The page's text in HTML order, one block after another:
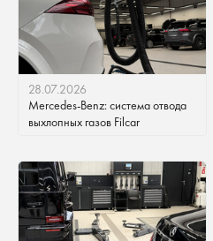
28.07.2026
Mercedes-Benz: система отвода
выхлопных газов Filcar